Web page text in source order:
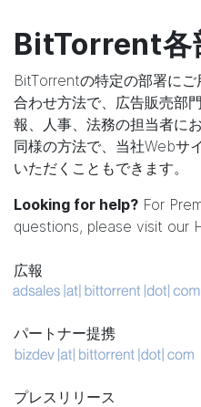
BitTorrent各
BitTorrentの特定の部署に
合わせ方法で、広告販売部
報、人事、法務の担当者に
同様の方法で、当社Webサ
いただくこともできます。
Looking for help? For
questions, please visit our
広報
パートナー提携
プレスリリース